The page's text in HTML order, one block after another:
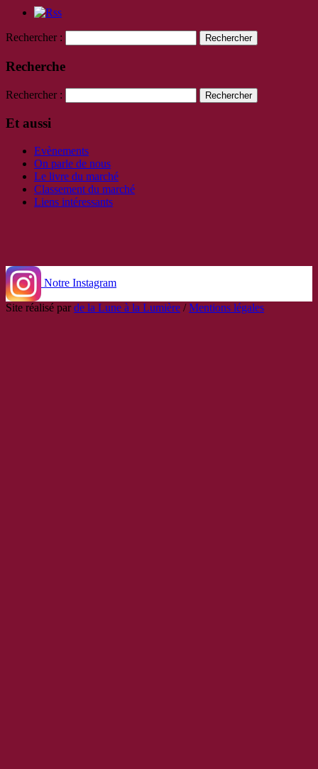
Rechercher :
Recherche
Rechercher :
Et aussi
Evènements
On parle de nous
Le livre du marché
Classement du marché
Liens intéressants
Notre Instagram
Site réalisé parde la Lune à la Lumière /Mentions légales